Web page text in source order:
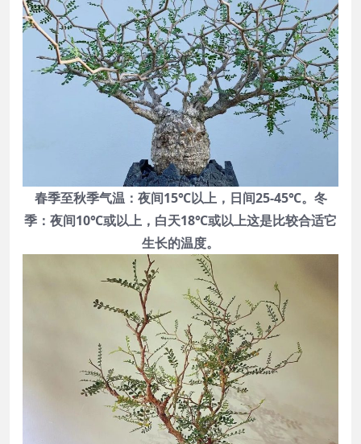
春季至秋季气温：夜间15℃以上，日间25-45℃。冬
季：夜间10℃或以上，白天18℃或以上这是比较合适它
生长的温度。